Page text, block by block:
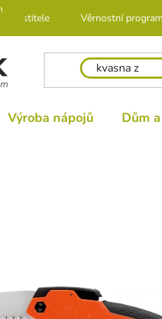
pěstitele Věrnostní
Výroba nápojů Dům